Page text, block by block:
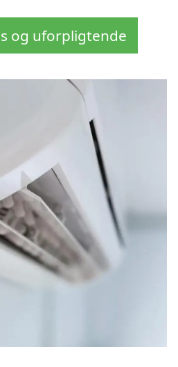
og uforpligtende